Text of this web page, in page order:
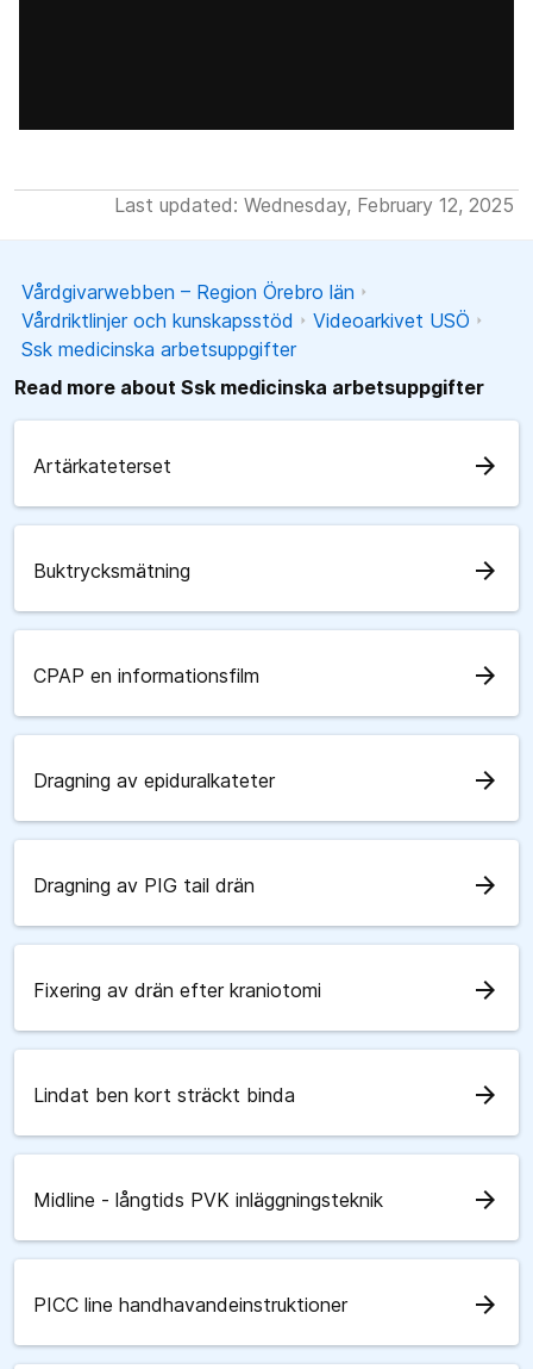
Last updated: Wednesday, February 12, 2025
Vårdgivarwebben – Region Örebro län
Vårdriktlinjer och kunskapsstöd
Videoarkivet USÖ
Ssk medicinska arbetsuppgifter
Read more about Ssk medicinska arbetsuppgifter
Artärkateterset arrow_forward
Buktrycksmätning arrow_forward
CPAP en informationsfilm arrow_forward
Dragning av epiduralkateter arrow_forward
Dragning av PIG tail drän arrow_forward
Fixering av drän efter kraniotomi arrow_forward
Lindat ben kort sträckt binda arrow_forward
Midline - långtids PVK inläggningsteknik arrow_forward
PICC line handhavandeinstruktioner arrow_forward